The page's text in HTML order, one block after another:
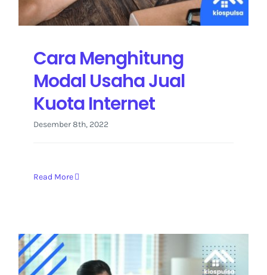
Cara Menghitung
Modal Usaha Jual
Kuota Internet
Desember 8th, 2022
Read More